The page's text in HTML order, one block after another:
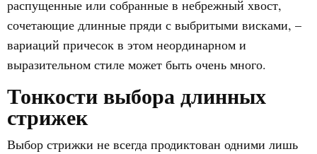
распущенные или собранные в небрежный хвост,
сочетающие длинные пряди с выбритыми висками, –
вариаций причесок в этом неординарном и
выразительном стиле может быть очень много.
Тонкости выбора длинных
стрижек
Выбор стрижки не всегда продиктован одними лишь